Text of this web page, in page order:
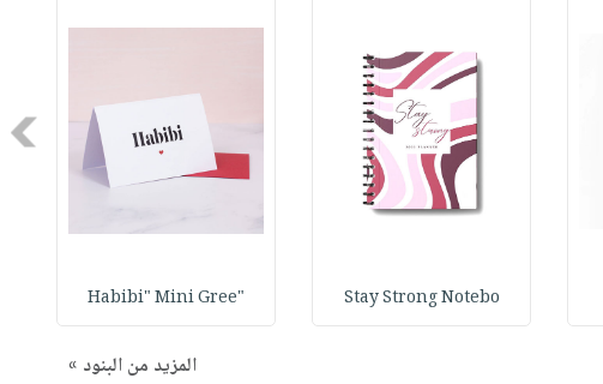
Stay Strong Notebo
"Habibi" Mini Gree
المزيد من البنود »